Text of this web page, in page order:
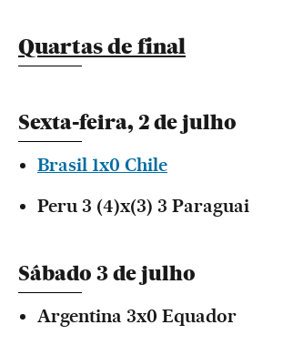
Quartas de final
Sexta-feira, 2 de julho
Brasil 1x0 Chile
Peru 3 (4)x(3) 3 Paraguai
Sábado 3 de julho
Argentina 3x0 Equador